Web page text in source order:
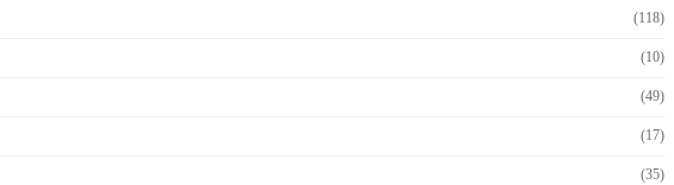
(118)
(10)
(49)
(17)
(35)